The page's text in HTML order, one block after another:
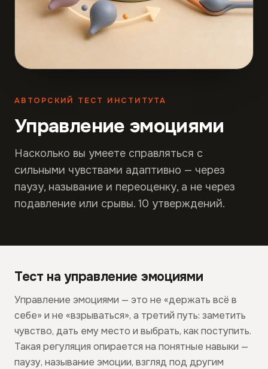
АВТОРСКИЙ ТЕСТ ИНСТИТУТА
Управление эмоциями
Насколько вы умеете справляться с
сильными чувствами адаптивно — через
паузу, называние и переоценку, а не через
подавление или срывы. 10 утверждений.
Тест на управление эмоциями
Управление эмоциями — это не «держать всё в
себе» и не «взрываться», а третий путь: заметить
чувство, дать ему место и выбрать, как поступить.
Такая регуляция опирается на понятные навыки —
паузу, называние эмоции, взгляд под другим